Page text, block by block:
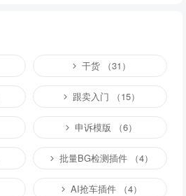
干货 （31）
跟卖入门 （15）
申诉模版 （6）
批量BG检测插件 （4）
AI抢车插件 （4）